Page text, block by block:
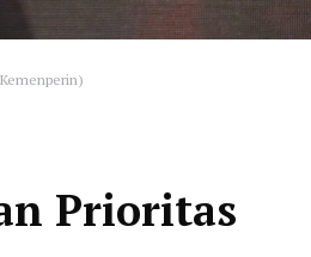
Prioritas